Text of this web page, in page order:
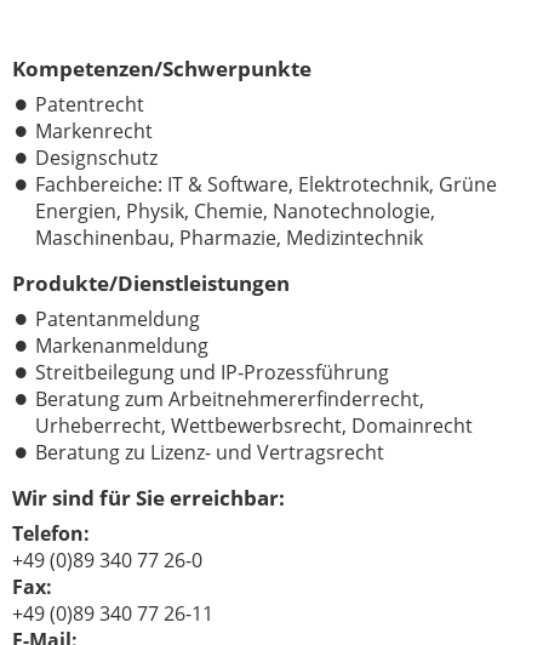
Kompetenzen/Schwerpunkte
Patentrecht
Markenrecht
Designschutz
Fachbereiche: IT & Software, Elektrotechnik, Grüne
Energien, Physik, Chemie, Nanotechnologie,
Maschinenbau, Pharmazie, Medizintechnik
Produkte/Dienstleistungen
Patentanmeldung
Markenanmeldung
Streitbeilegung und IP-Prozessführung
Beratung zum Arbeitnehmererfinderrecht,
Urheberrecht, Wettbewerbsrecht, Domainrecht
Beratung zu Lizenz- und Vertragsrecht
Wir sind für Sie erreichbar:
Telefon:
+49 (0)89 340 77 26-0
Fax:
+49 (0)89 340 77 26-11